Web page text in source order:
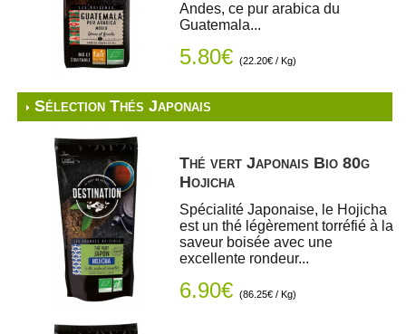
Andes, ce pur arabica du
Guatemala...
5.80€ (22.20€ / Kg)
Sélection Thés Japonais
Thé vert Japonais Bio 80g
Hojicha
Spécialité Japonaise, le Hojicha
est un thé légèrement torréfié à la
saveur boisée avec une
excellente rondeur...
6.90€ (86.25€ / Kg)